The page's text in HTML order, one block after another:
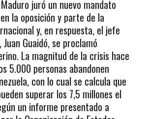
juró un nuevo mandato
la oposición y parte de la
y, en respuesta, el jefe
Guaidó, se proclamó
La magnitud de la crisis hace
5.000 personas abandonen
con lo cual se calcula que
superar los 7,5 millones el
un informe presentado a